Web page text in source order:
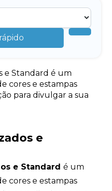
e Standard é um
cores e estampas
para divulgar a sua
e
e Standardé um
cores e estampas